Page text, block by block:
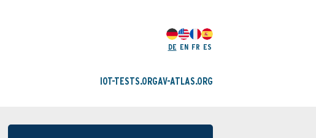
DE EN FR ES
IOT-TESTS.ORGAV-ATLAS.ORG